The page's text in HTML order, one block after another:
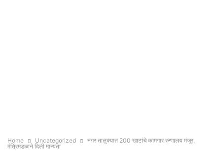
Home Uncategorized
नगर तालुक्यात 200 खाटांचे कामगार रुग्णालय मंजूर,
मंत्रिमंडळाने दिली मान्यता